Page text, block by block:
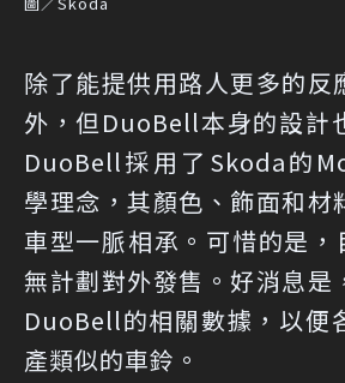
除了能提供用路人更多的反
外，但DuoBell本身的設計
DuoBell採用了Skoda的
學理念，其顏色、飾面和材
車型一脈相承。可惜的是
無計劃對外發售。好消息是
DuoBell的相關數據，以便
產類似的車鈴。